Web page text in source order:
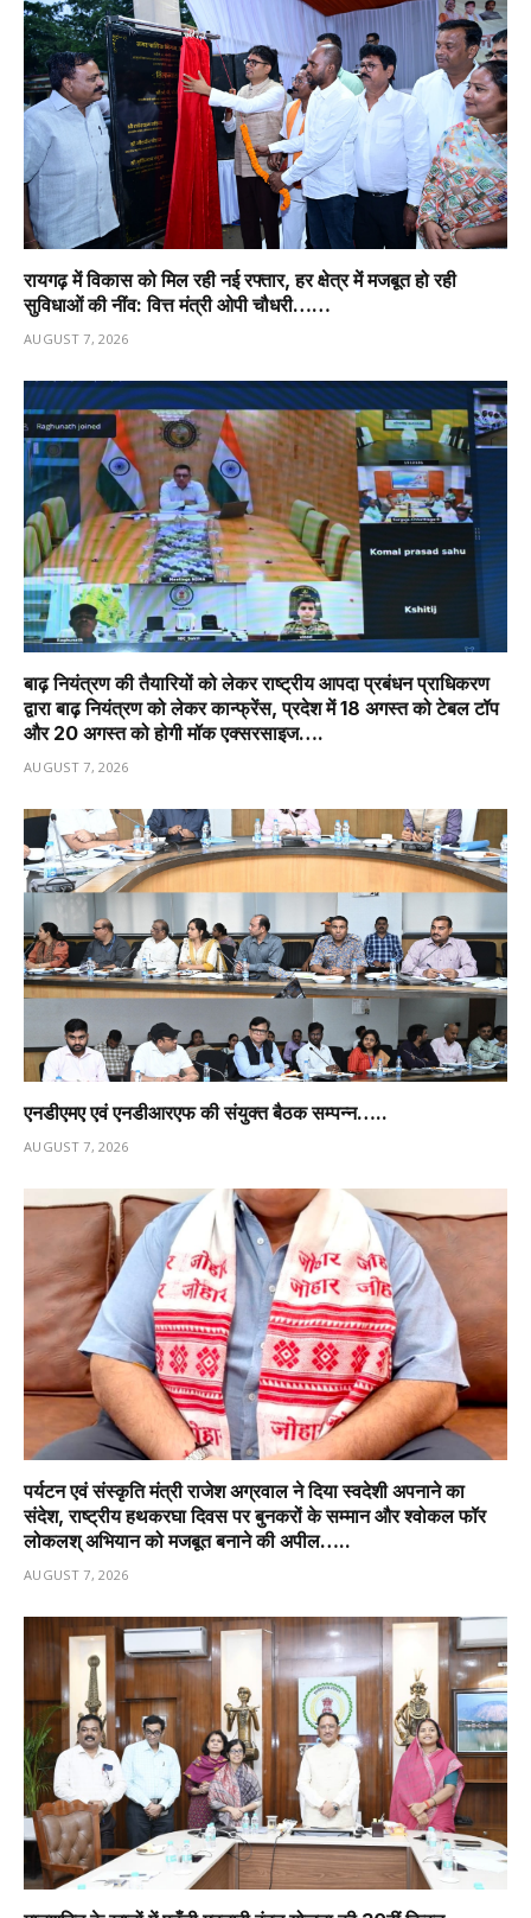
रायगढ़ में विकास को मिल रही नई रफ्तार, हर क्षेत्र में मजबूत हो रही
सुविधाओं की नींव: वित्त मंत्री ओपी चौधरी……
AUGUST 7, 2026
बाढ़ नियंत्रण की तैयारियों को लेकर राष्ट्रीय आपदा प्रबंधन प्राधिकरण
द्वारा बाढ़ नियंत्रण को लेकर कान्फ्रेंस, प्रदेश में 18 अगस्त को टेबल टॉप
और 20 अगस्त को होगी मॉक एक्सरसाइज….
AUGUST 7, 2026
एनडीएमए एवं एनडीआरएफ की संयुक्त बैठक सम्पन्न…..
AUGUST 7, 2026
पर्यटन एवं संस्कृति मंत्री राजेश अग्रवाल ने दिया स्वदेशी अपनाने का
संदेश, राष्ट्रीय हथकरघा दिवस पर बुनकरों के सम्मान और श्वोकल फॉर
लोकलश् अभियान को मजबूत बनाने की अपील…..
AUGUST 7, 2026